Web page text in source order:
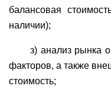
балансовая
наличии);
з) анализ рынка
факторов, а также
стоимость;